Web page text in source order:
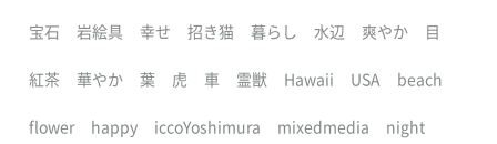
宝石 岩絵具 幸せ 招き猫 暮らし 水辺 爽やか 目
紅茶 華やか 葉 虎 車 霊獣 Hawaii USA beach
flower happy iccoYoshimura mixedmedia night